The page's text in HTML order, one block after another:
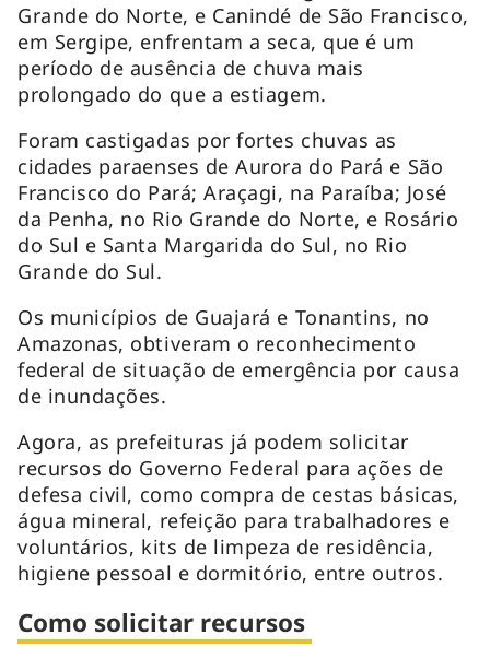
Grande do Norte, e Canindé de São Francisco,
em Sergipe, enfrentam a seca, que é um
período de ausência de chuva mais
prolongado do que a estiagem.
Foram castigadas por fortes chuvas as
cidades paraenses de Aurora do Pará e São
Francisco do Pará; Araçagi, na Paraíba; José
da Penha, no Rio Grande do Norte, e Rosário
do Sul e Santa Margarida do Sul, no Rio
Grande do Sul.
Os municípios de Guajará e Tonantins, no
Amazonas, obtiveram o reconhecimento
federal de situação de emergência por causa
de inundações.
Agora, as prefeituras já podem solicitar
recursos do Governo Federal para ações de
defesa civil, como compra de cestas básicas,
água mineral, refeição para trabalhadores e
voluntários, kits de limpeza de residência,
higiene pessoal e dormitório, entre outros.
Como solicitar recursos